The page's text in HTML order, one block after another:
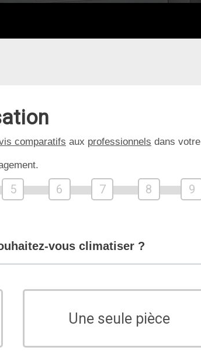
comparatifs aux professionnels dans votre
5 6 7 8 9
vous climatiser ?
Une seule pièce